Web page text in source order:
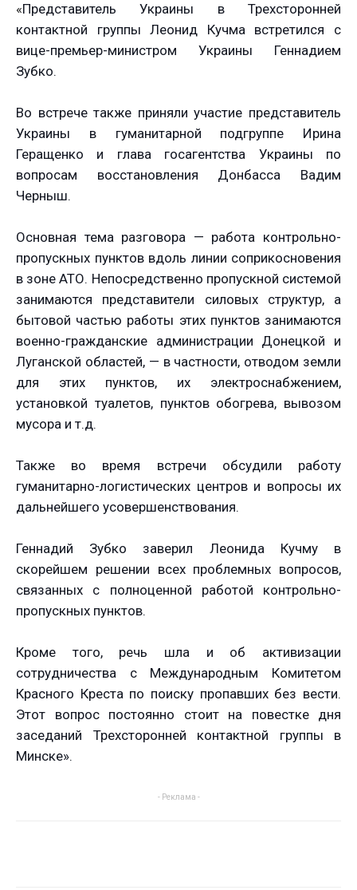
«Представитель Украины в Трехсторонней
контактной группы Леонид Кучма встретился с
вице-премьер-министром Украины Геннадием
Зубко.
Во встрече также приняли участие представитель
Украины в гуманитарной подгруппе Ирина
Геращенко и глава госагентства Украины по
вопросам восстановления Донбасса Вадим
Черныш.
Основная тема разговора — работа контрольно-
пропускных пунктов вдоль линии соприкосновения
в зоне АТО. Непосредственно пропускной системой
занимаются представители силовых структур, а
бытовой частью работы этих пунктов занимаются
военно-гражданские администрации Донецкой и
Луганской областей, — в частности, отводом земли
для этих пунктов, их электроснабжением,
установкой туалетов, пунктов обогрева, вывозом
мусора и т.д.
Также во время встречи обсудили работу
гуманитарно-логистических центров и вопросы их
дальнейшего усовершенствования.
Геннадий Зубко заверил Леонида Кучму в
скорейшем решении всех проблемных вопросов,
связанных с полноценной работой контрольно-
пропускных пунктов.
Кроме того, речь шла и об активизации
сотрудничества с Международным Комитетом
Красного Креста по поиску пропавших без вести.
Этот вопрос постоянно стоит на повестке дня
заседаний Трехсторонней контактной группы в
Минске».
- Реклама -